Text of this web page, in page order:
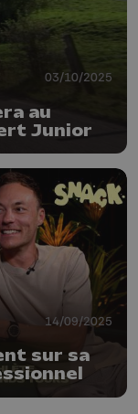
03/10/2025
au
Junior
14/09/2025
sur sa